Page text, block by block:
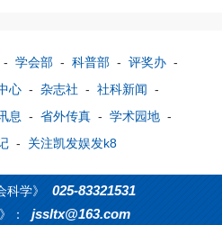
- 学会部 - 科普部 - 评奖办 -
心 - 杂志社 - 社科新闻 -
息 - 省外传真 - 学术园地 -
- 关注凯发娱发k8
学》 025-83321531
： jssltx@163.com